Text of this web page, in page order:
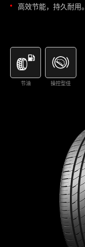
高效节能，持久耐用。
节油 操控型佳